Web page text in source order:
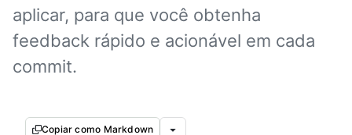
aplicar, para que você obtenha
feedback rápido e acionável em cada
commit.
Copiar como Markdown